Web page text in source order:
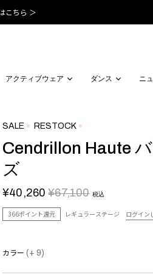
こちら ＞
アクティブウェア ダンス ニ
SALE RESTOCK
Cendrillon Haute
ズ
¥40,260 ¥67,100 税込
366ポイント還元 レギュラーステージ ログイン
カラー (+ 9)